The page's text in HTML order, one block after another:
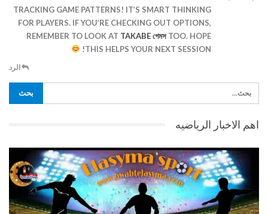
TRACKING GAME PATTERNS! IT’S SMART THINKING
FOR PLAYERS. IF YOU’RE CHECKING OUT OPTIONS,
REMEMBER TO LOOK AT TAKABE গেমস TOO. HOPE
THIS HELPS YOUR NEXT SESSION!
الرد
اهم الاخبار الرياضيه